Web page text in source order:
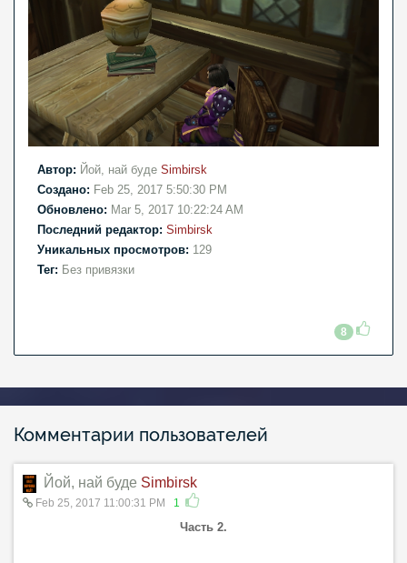
Автор: Йой, най буде Simbirsk
Создано: Feb 25, 2017 5:50:30 PM
Обновлено: Mar 5, 2017 10:22:24 AM
Последний редактор: Simbirsk
Уникальных просмотров: 129
Тег: Без привязки
8
Комментарии пользователей
Йой, най буде Simbirsk
Feb 25, 2017 11:00:31 PM 1
Часть 2.